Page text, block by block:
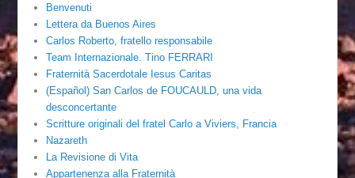
Benvenuti
Lettera da Buenos Aires
Carlos Roberto, fratello responsabile
Team Internazionale. Tino FERRARI
Fraternità Sacerdotale Iesus Caritas
(Español) San Carlos de FOUCAULD, una vida
desconcertante
Scritture originali del fratel Carlo a Viviers, Francia
Nazareth
La Revisione di Vita
Appartenenza alla Fraternità